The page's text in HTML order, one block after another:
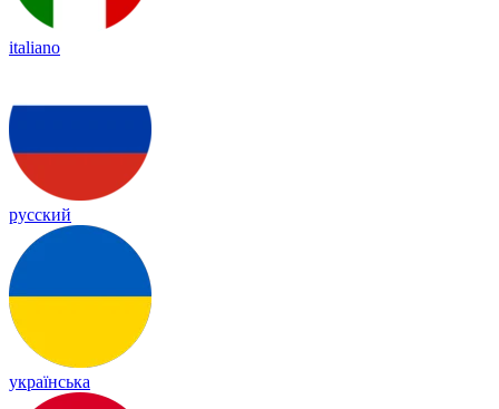
italiano
русский
українська